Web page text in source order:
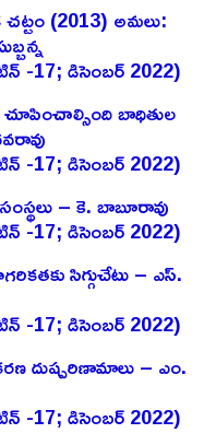
(2013) అమలు:
-17; డిసెంబర్ 2022)
చూపించాల్సింది బాధితుల
-17; డిసెంబర్ 2022)
– కె. బాబూరావు
-17; డిసెంబర్ 2022)
సిగ్గుచేటు – ఎస్‌.
-17; డిసెంబర్ 2022)
దుష్పరిణామాలు – ఎం.
-17; డిసెంబర్ 2022)